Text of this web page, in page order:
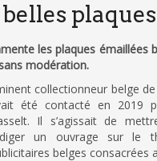
plaques
les plaques émaillées
modération.
collectionneur belge
été contacté en 2019
Il s’agissait de
un ouvrage sur le
belges consacrées